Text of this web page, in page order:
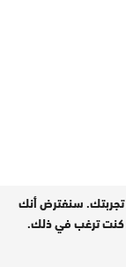
تجربتك. سنفترض أنك
كنت ترغب في ذلك.